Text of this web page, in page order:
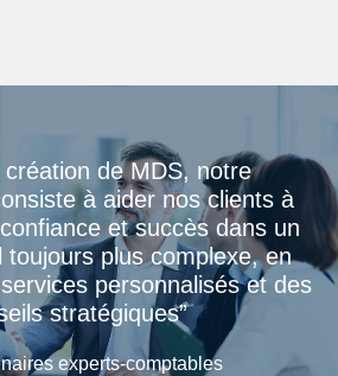
création de MDS, notre
à aider nos clients à
et succès dans un
toujours plus complexe, en
personnalisés et des
stratégiques”
experts-comptables